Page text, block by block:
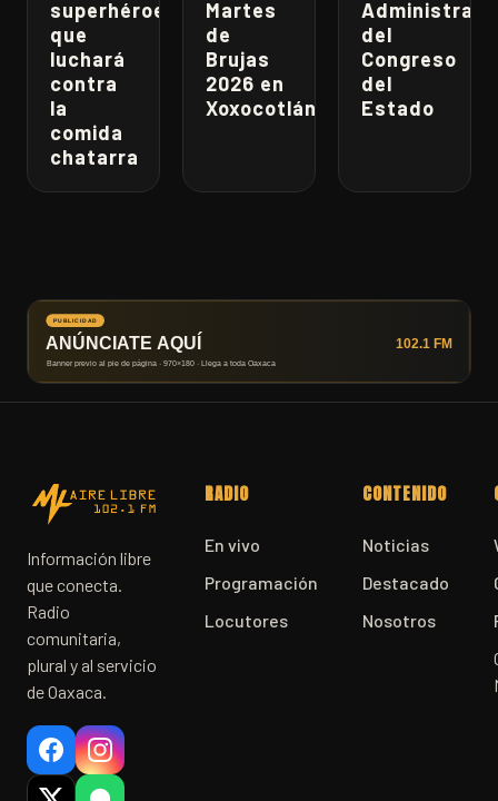
superhéroe
que
luchará
contra
la
comida
chatarra
Martes
de
Brujas
2026 en
Xoxocotlán
del
Congreso
del
Estado
Información libre
que conecta.
Radio
comunitaria,
plural y al servicio
de Oaxaca.
RADIO
En vivo
Programación
Locutores
CONTENIDO
Noticias
Destacado
Nosotros